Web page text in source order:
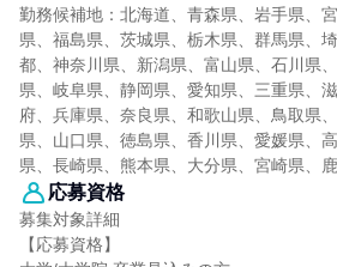
勤務候補地：北海道、青森県、岩手県、
県、福島県、茨城県、栃木県、群馬県、
都、神奈川県、新潟県、富山県、石川県
県、岐阜県、静岡県、愛知県、三重県、
府、兵庫県、奈良県、和歌山県、鳥取県
県、山口県、徳島県、香川県、愛媛県、
県、長崎県、熊本県、大分県、宮崎県、
応募資格
募集対象詳細
【応募資格】